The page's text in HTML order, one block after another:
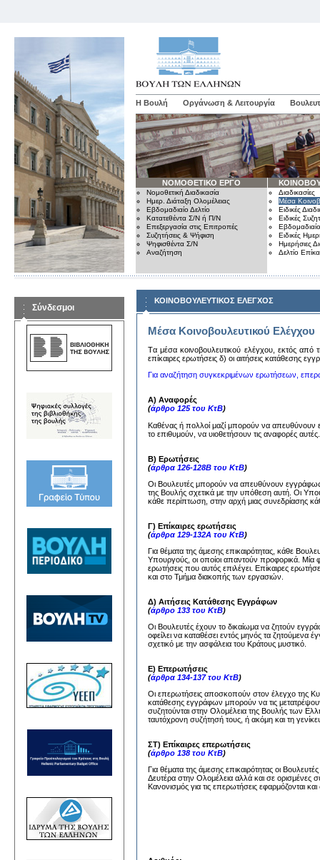
Η Βουλή Οργάνωση & Λειτουργία
ΝΟΜΟΘΕΤΙΚΟ ΕΡΓΟ
Νομοθετική Διαδικασία
Ημερ. Διάταξη Ολομέλειας
Εβδομαδιαίο Δελτίο
Κατατεθέντα Σ/Ν ή Π/Ν
Επεξεργασία στις Επιτροπές
Συζητήσεις & Ψήφιση
Ψηφισθέντα Σ/Ν
Αναζήτηση
Διαδικασίες
Μέσα
Ειδικές
Ειδικές
Εβδομαδιαίο
Ειδικές
Ημερήσιες
Δελτίο
Σύνδεσμοι
ΚΟΙΝΟΒΟΥΛΕΥΤΙΚΟΣ ΕΛΕΓΧΟΣ
Μέσα Κοινοβουλευτικού Ελέγχου
Tα μέσα κoινoβoυλευτικoύ ελέγχoυ, εκτός από
επίκαιρες ερωτήσεις δ) oι αιτήσεις κατάθεσης
Για αναζήτηση συγκεκριμένων ερωτήσεων,
Α) Αναφορές
(άρθρο 125 του ΚτΒ)
Καθένας ή πολλοί μαζί μπορούν να
το επιθυμούν, να υιοθετήσουν τις αναφορές
Β) Ερωτήσεις
(άρθρα 126-128Β του ΚτΒ)
Οι Βουλευτές μπορούν να απευθύνουν
της Βουλής σχετικά με την υπόθεση αυτή. Οι
κάθε περίπτωση, στην αρχή μιας συνεδρίασης
Γ) Επίκαιρες ερωτήσεις
(άρθρα 129-132Α του ΚτΒ)
Για θέματα της άμεσης επικαιρότητας, κάθε
Υπουργούς, οι οποίοι απαντούν προφορικά. Μία
ερωτήσεις που αυτός επιλέγει. Επίκαιρες
και στο Τμήμα διακοπής των εργασιών.
Δ) Αιτήσεις Κατάθεσης Εγγράφων
(άρθρο 133 του ΚτΒ)
Οι Βουλευτές έχουν το δικαίωμα να ζητούν
οφείλει να καταθέσει εντός μηνός τα
σχετικό με την ασφάλεια του Κράτους μυστικό.
Ε) Επερωτήσεις
(άρθρα 134-137 του ΚτΒ)
Οι επερωτήσεις αποσκοπούν στον έλεγχο της
κατάθεσης εγγράφων μπορούν να τις
συζητούνται στην Ολομέλεια της Βουλής των
ταυτόχρονη συζήτησή τους, ή ακόμη και τη
ΣΤ) Επίκαιρες επερωτήσεις
(άρθρο 138 του ΚτΒ)
Για θέματα της άμεσης επικαιρότητας οι
Δευτέρα στην Ολομέλεια αλλά και σε ορισμένες
Κανονισμός για τις επερωτήσεις εφαρμόζονται